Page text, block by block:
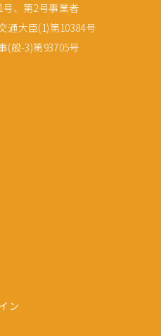
、第2号事業者
通大臣(1)第10384号
(般-3)第93705号
ン